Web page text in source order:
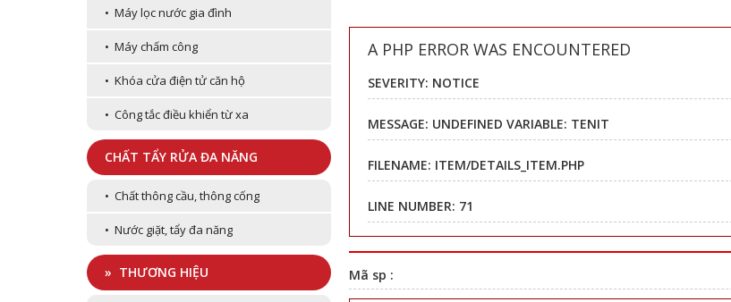
• Máy lọc nước gia đình
• Máy chấm công
• Khóa cửa điện tử căn hộ
• Công tắc điều khiển từ xa
CHẤT TẨY RỬA ĐA NĂNG
• Chất thông cầu, thông cống
• Nước giặt, tẩy đa năng
» THƯƠNG HIỆU
A PHP ERROR WAS ENCOUNTERED
SEVERITY: NOTICE
MESSAGE: UNDEFINED VARIABLE: TENIT
FILENAME: ITEM/DETAILS_ITEM.PHP
LINE NUMBER: 71
Mã sp :